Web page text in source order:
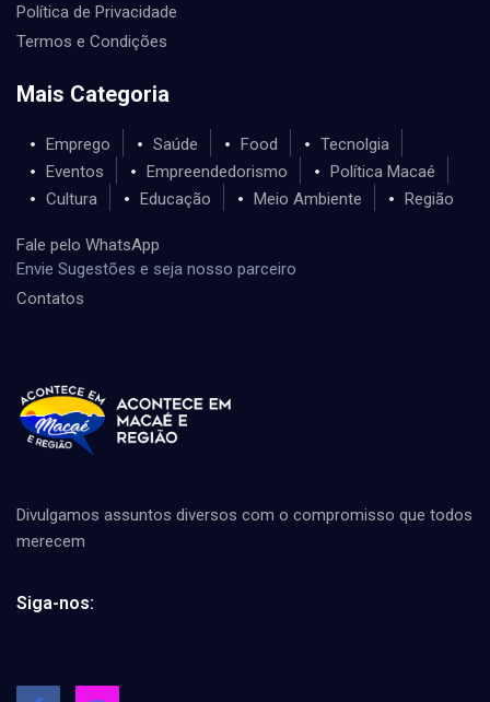
Política de Privacidade
Termos e Condições
Mais Categoria
Emprego Saúde Food
Tecnolgia
Eventos
Empreendedorismo
Política Macaé
Cultura
Educação Meio Ambiente Região
Fale pelo WhatsApp
Envie Sugestões e seja nosso parceiro
Contatos
Divulgamos assuntos diversos com o compromisso que todos
merecem
Siga-nos: